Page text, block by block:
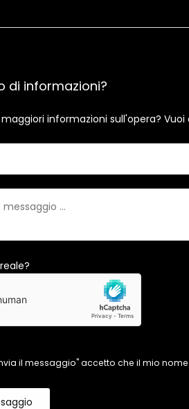
di informazioni?
informazioni sull'opera?
il messaggio" accetto che il mio